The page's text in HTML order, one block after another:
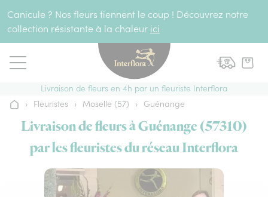
Canicule ? Nos fleurs tiennent le coup ! Découvrez notre
collection résistante à la chaleur ici
Livraison de fleurs en 4h par un fleuriste Interflora
Accueil
› Fleuristes › Moselle (57) › Guénange
Livraison de fleurs à Guénange (57310)
par les fleuristes du réseau Interflora